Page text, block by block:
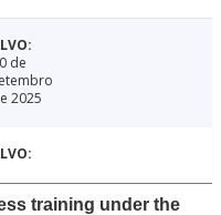
de
2025
training under the